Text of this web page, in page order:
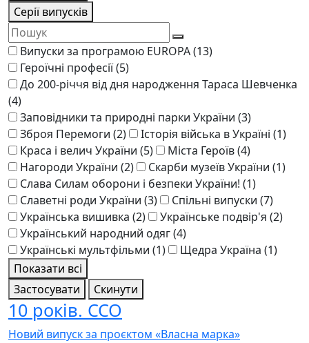
Серії випусків
Випуски за програмою EUROPA(13)
Героїчні професії(5)
До 200-річчя від дня народження Тараса Шевченка
(4)
Заповідники та природні парки України (3)
Зброя Перемоги (2) Історія війська в Україні (1)
Краса і велич України (5) Міста Героїв(4)
Нагороди України (2) Скарби музеїв України (1)
Слава Силам оборони і безпеки України! (1)
Славетні роди України (3) Спільні випуски (7)
Українська вишивка (2) Українське подвір'я (2)
Український народний одяг(4)
Українські мультфільми (1) Щедра Україна (1)
Показати всі
Застосувати
Скинути
10 років. ССО
Новий випуск за проєктом «Власна марка»